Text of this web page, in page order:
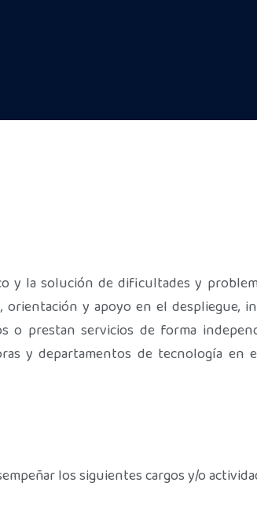
la solución de dificultades y
y apoyo en el despliegue,
o prestan servicios de forma
y departamentos de tecnología en
los siguientes cargos y/o